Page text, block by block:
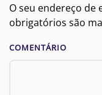
O seu endereço de
obrigatórios são
COMENTÁRIO